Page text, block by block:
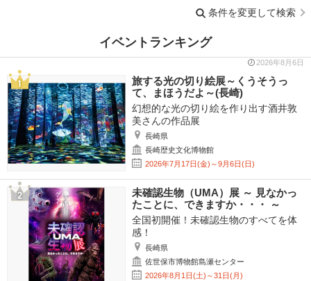
条件を変更して検索
イベントランキング
2026年8月6日
旅する光の切り絵展～くうそうっ
て、まほうだよ～(長崎)
幻想的な光の切り絵を作り出す酒井敦
美さんの作品展
長崎県
長崎歴史文化博物館
2026年7月17日(金)～9月6日(日)
未確認生物（UMA）展 ～ 見なかっ
たことに、できますか・・・ ～
全国初開催！未確認生物のすべてを体
感！
長崎県
佐世保市博物館島瀬センター
2026年8月1日(土)～31日(月)